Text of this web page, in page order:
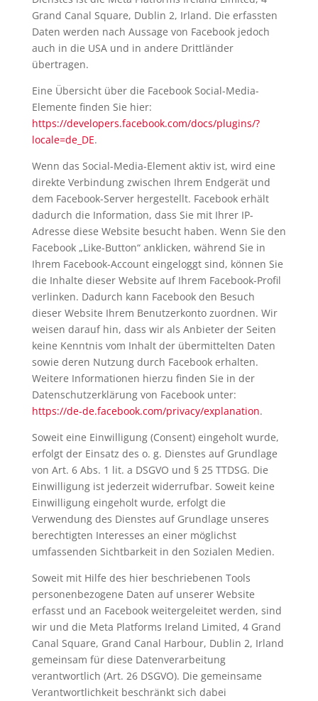
Grand Canal Square, Dublin 2, Irland. Die erfassten
Daten werden nach Aussage von Facebook jedoch
auch in die USA und in andere Drittländer
übertragen.
Eine Übersicht über die Facebook Social-Media-
Elemente finden Sie hier:
https://developers.facebook.com/docs/plugins/?
locale=de_DE.
Wenn das Social-Media-Element aktiv ist, wird eine
direkte Verbindung zwischen Ihrem Endgerät und
dem Facebook-Server hergestellt. Facebook erhält
dadurch die Information, dass Sie mit Ihrer IP-
Adresse diese Website besucht haben. Wenn Sie den
Facebook „Like-Button“ anklicken, während Sie in
Ihrem Facebook-Account eingeloggt sind, können Sie
die Inhalte dieser Website auf Ihrem Facebook-Profil
verlinken. Dadurch kann Facebook den Besuch
dieser Website Ihrem Benutzerkonto zuordnen. Wir
weisen darauf hin, dass wir als Anbieter der Seiten
keine Kenntnis vom Inhalt der übermittelten Daten
sowie deren Nutzung durch Facebook erhalten.
Weitere Informationen hierzu finden Sie in der
Datenschutzerklärung von Facebook unter:
https://de-de.facebook.com/privacy/explanation.
Soweit eine Einwilligung (Consent) eingeholt wurde,
erfolgt der Einsatz des o. g. Dienstes auf Grundlage
von Art. 6 Abs. 1 lit. a DSGVO und § 25 TTDSG. Die
Einwilligung ist jederzeit widerrufbar. Soweit keine
Einwilligung eingeholt wurde, erfolgt die
Verwendung des Dienstes auf Grundlage unseres
berechtigten Interesses an einer möglichst
umfassenden Sichtbarkeit in den Sozialen Medien.
Soweit mit Hilfe des hier beschriebenen Tools
personenbezogene Daten auf unserer Website
erfasst und an Facebook weitergeleitet werden, sind
wir und die Meta Platforms Ireland Limited, 4 Grand
Canal Square, Grand Canal Harbour, Dublin 2, Irland
gemeinsam für diese Datenverarbeitung
verantwortlich (Art. 26 DSGVO). Die gemeinsame
Verantwortlichkeit beschränkt sich dabei